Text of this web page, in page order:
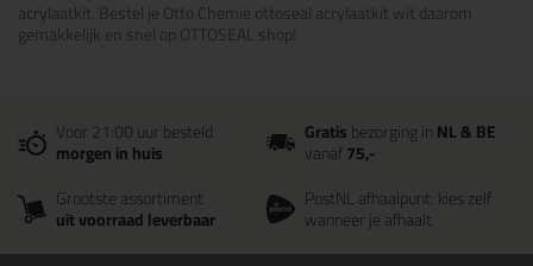
acrylaatkit. Bestel je Otto Chemie ottoseal acrylaatkit wit daarom
gemakkelijk en snel op OTTOSEAL shop!
Voor 21:00 uur besteld
morgen in huis
Gratisbezorging inNL & BE
vanaf75,-
Grootste assortiment
uit voorraad leverbaar
PostNL afhaalpunt: kies zelf
wanneer je afhaalt